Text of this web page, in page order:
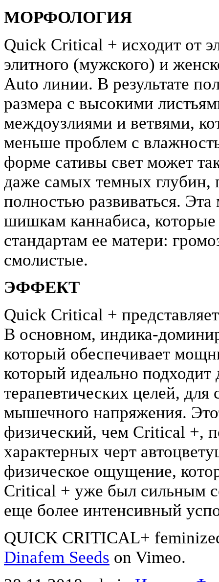
МОРФОЛОГИЯ
Quick Critical + исходит от
элитного (мужского) и
Auto линии. В результате
размера с высокими
междоузлиями и ветвями,
меньше проблем с
форме сативы свет может
даже самых темных глубин,
полностью развиваться.
шишкам каннабиса,
стандартам ее матери:
смолистые.
ЭФФЕКТ
Quick Critical +
В основном, индика-
который обеспечивает
который идеально подходит
терапевтических целей, для
мышечного напряжения.
физический, чем Critical +,
характерных черт
физическое ощущение,
Critical + уже был сильным
еще более интенсивный
QUICK CRITICAL+
Dinafem Seeds on Vimeo.